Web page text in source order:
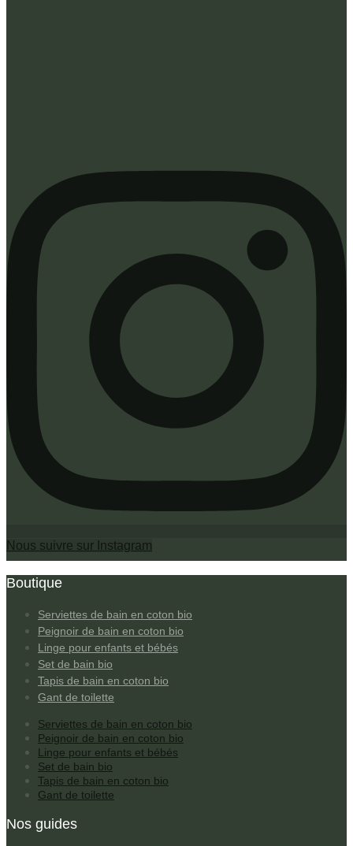
Nous suivre sur Instagram
Boutique
Serviettes de bain en coton bio
Peignoir de bain en coton bio
Linge pour enfants et bébés
Set de bain bio
Tapis de bain en coton bio
Gant de toilette
Serviettes de bain en coton bio
Peignoir de bain en coton bio
Linge pour enfants et bébés
Set de bain bio
Tapis de bain en coton bio
Gant de toilette
Nos guides